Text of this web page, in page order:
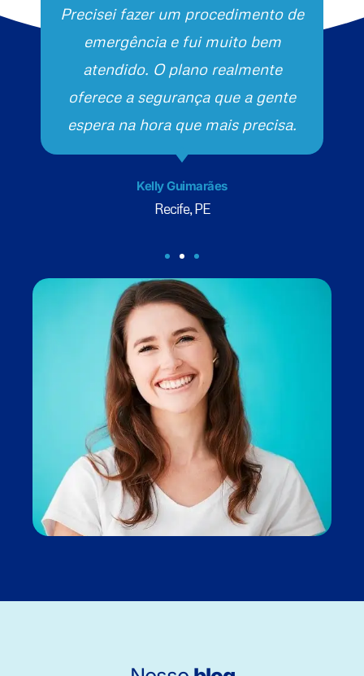
Precisei fazer um procedimento de
emergência e fui muito bem
atendido. O plano realmente
oferece a segurança que a gente
espera na hora que mais precisa.
Kelly Guimarães
Recife, PE